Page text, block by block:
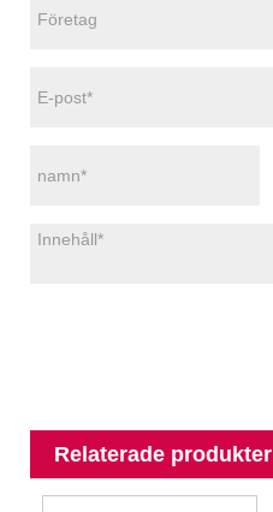
Relaterade produkter